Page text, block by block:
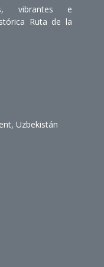
vibrantes e
Ruta de la
Uzbekistán